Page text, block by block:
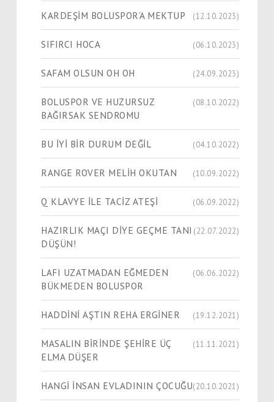
KARDEŞİM BOLUSPOR’A MEKTUP (12.10.2023)
SIFIRCI HOCA (06.10.2023)
SAFAM OLSUN OH OH (24.09.2023)
BOLUSPOR VE HUZURSUZ
BAĞIRSAK SENDROMU
(08.10.2022)
BU İYİ BİR DURUM DEĞİL (04.10.2022)
RANGE ROVER MELİH OKUTAN (10.09.2022)
Q KLAVYE İLE TACİZ ATEŞİ (06.09.2022)
HAZIRLIK MAÇI DİYE GEÇME TANI
DÜŞÜN!
(22.07.2022)
LAFI UZATMADAN EĞMEDEN
BÜKMEDEN BOLUSPOR
(06.06.2022)
HADDİNİ AŞTIN REHA ERGİNER (19.12.2021)
MASALIN BİRİNDE ŞEHİRE ÜÇ
ELMA DÜŞER
(11.11.2021)
HANGİ İNSAN EVLADININ ÇOCUĞU(20.10.2021)